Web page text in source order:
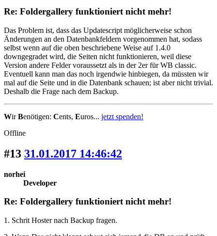
Re: Foldergallery funktioniert nicht mehr!
Das Problem ist, dass das Updatescript möglicherweise schon
Änderungen an den Datenbankfeldern vorgenommen hat, sodass
selbst wenn auf die oben beschriebene Weise auf 1.4.0
downgegradet wird, die Seiten nicht funktionieren, weil diese
Version andere Felder voraussetzt als in der 2er für WB classic.
Eventuell kann man das noch irgendwie hinbiegen, da müssten wir
mal auf die Seite und in die Datenbank schauen; ist aber nicht trivial.
Deshalb die Frage nach dem Backup.
WirBenötigen: Cents, Euros... jetzt spenden!
Offline
#13 31.01.2017 14:46:42
norhei
Developer
Re: Foldergallery funktioniert nicht mehr!
1. Schrit Hoster nach Backup fragen.